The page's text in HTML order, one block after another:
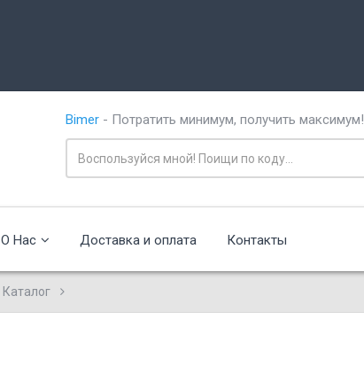
Bimer - Потратить минимум, получить максимум!
О Нас Доставка и оплата Контакты
Каталог